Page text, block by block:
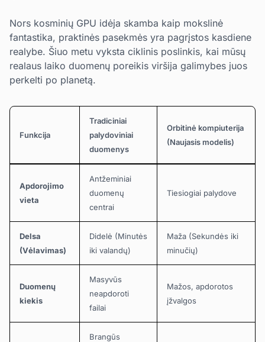
Nors kosminių GPU idėja skamba kaip mokslinė
fantastika, praktinės pasekmės yra pagrįstos kasdiene
realybe. Šiuo metu vyksta ciklinis poslinkis, kai mūsų
realaus laiko duomenų poreikis viršija galimybes juos
perkelti po planetą.
Funkcija
Tradiciniai
palydoviniai
duomenys
Orbitinė kompiuterija
(Naujasis modelis)
Apdorojimo
vieta
Antžeminiai
duomenų
centrai
Tiesiogiai palydove
Delsa
(Vėlavimas)
Didelė (Minutės
iki valandų)
Maža (Sekundės iki
minučių)
Duomenų
kiekis
Masyvūs
neapdoroti
failai
Mažos, apdorotos
įžvalgos
Brangūs